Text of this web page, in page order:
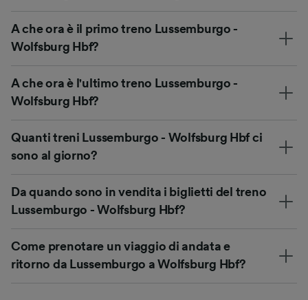
A che ora è il primo treno Lussemburgo -
Wolfsburg Hbf?
A che ora è l'ultimo treno Lussemburgo -
Wolfsburg Hbf?
Quanti treni Lussemburgo - Wolfsburg Hbf ci
sono al giorno?
Da quando sono in vendita i biglietti del treno
Lussemburgo - Wolfsburg Hbf?
Come prenotare un viaggio di andata e
ritorno da Lussemburgo a Wolfsburg Hbf?